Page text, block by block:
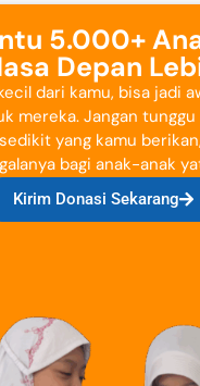
5.000+
Depan
dari kamu, bisa jadi
mereka. Jangan
yang kamu
bagi anak-anak
Kirim Donasi Sekarang